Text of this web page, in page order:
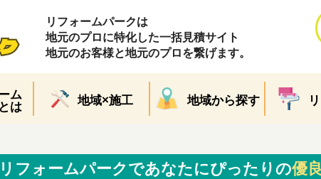
リフォームパークは
地元のプロに特化した一括見積サイト
地元のお客様と地元のプロを繋げます。
ム
は
地域×施工 地域から探す
リフォームパークであなたにぴったりの優